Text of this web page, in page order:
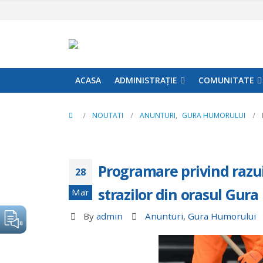
ACASA ADMINISTRAȚIE COMUNITATE
NOUTATI ANUNTURI, GURA HUMORULUI
28
Mar
Programare privind
strazilor din orasul
By admin Anunturi, Gura Humorului